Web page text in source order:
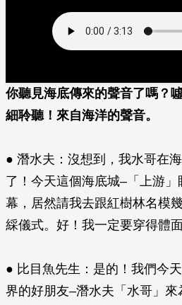
你聽見海底傳來的聲音了嗎？
細聆聽！來自海洋的聲音。
● 潛水夫：沒想到，我水哥在
了！今天這個海底城–「上游
幕，居然請我去跟紅樹林名模
綵儀式。好！我一定要穿得體面
● 比目魚先生：是的！我們今
界的好朋友–潛水夫「水哥」